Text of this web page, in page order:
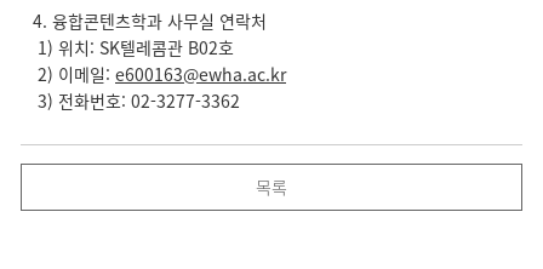
4. 융합콘텐츠학과 사무실 연락처
1) 위치: SK텔레콤관 B02호
2) 이메일: e600163@ewha.ac.kr
3) 전화번호: 02-3277-3362
목록